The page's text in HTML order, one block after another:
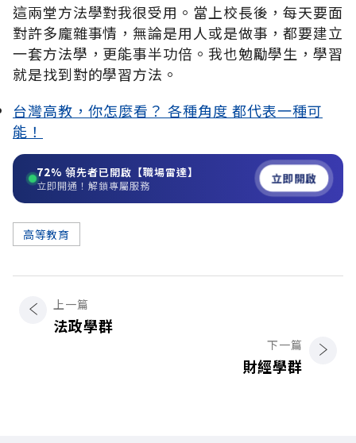
這兩堂方法學對我很受用。當上校長後，每天要面
對許多龐雜事情，無論是用人或是做事，都要建立
一套方法學，更能事半功倍。我也勉勵學生，學習
就是找到對的學習方法。
台灣高教，你怎麼看？ 各種角度 都代表一種可
能！
72% 領先者已開啟【職場雷達】
立即開通！解鎖專屬服務 立即開啟
高等教育
上一篇
法政學群
下一篇
財經學群